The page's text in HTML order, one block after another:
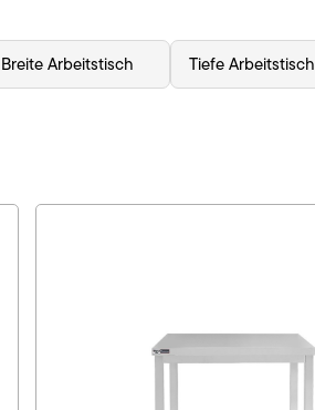
Breite Arbeitstisch Tiefe Arbeitstisch